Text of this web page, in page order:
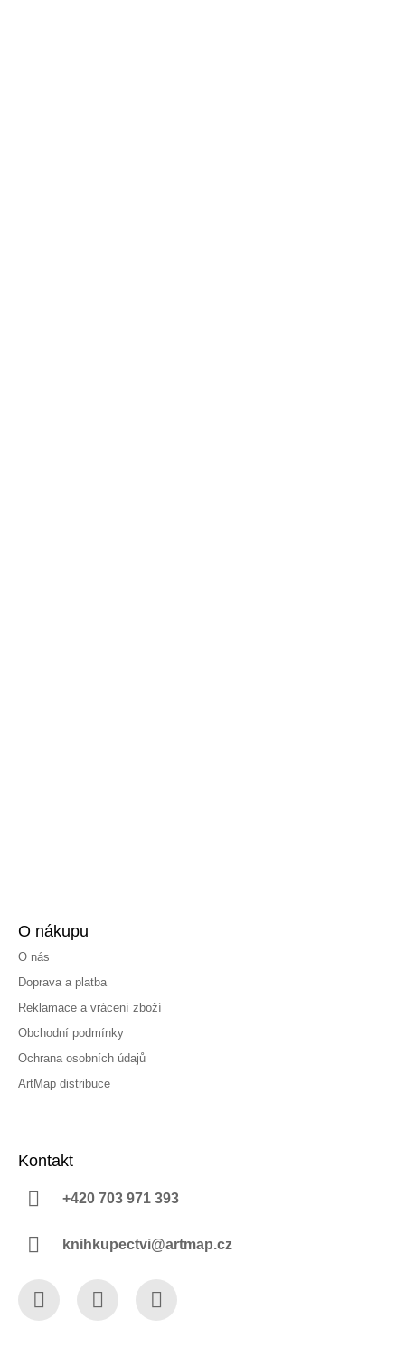
O nákupu
O nás
Doprava a platba
Reklamace a vrácení zboží
Obchodní podmínky
Ochrana osobních údajů
ArtMap distribuce
Kontakt
+420 703 971 393
knihkupectvi@artmap.cz